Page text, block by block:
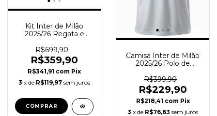
Kit Inter de Milão
2025/26 Regata e
Amarela
R$699,90
R$359,90
R$341,91 com Pix
3 x de R$119,97 sem juros
COMPRAR
Camisa Inter de Milão
2025/26 Polo de
Masculina - Branca
Azul
R$399,90
R$229,90
R$218,41 com Pix
3 x de R$76,63 sem juros